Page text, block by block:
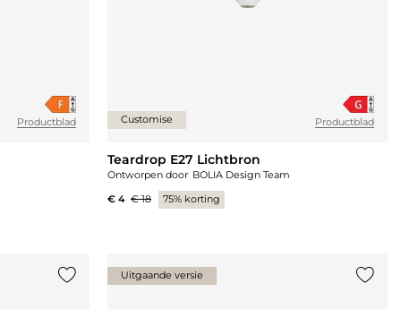
Productblad Customise Productblad
Teardrop E27 Lichtbron
Ontworpen door BOLIA Design Team
€ 4 € 18 75% korting
Uitgaande versie